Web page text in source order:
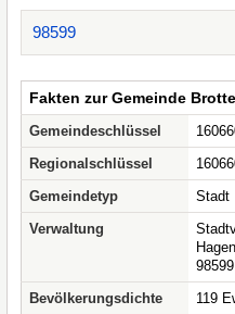
98599
Fakten zur Gemeinde
Gemeindeschlüssel
Regionalschlüssel
Gemeindetyp
Stadt
Verwaltung
Bevölkerungsdichte
119